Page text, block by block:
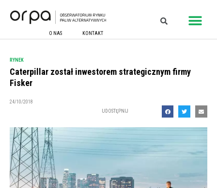
O NAS KONTAKT
RYNEK
Caterpillar został inwestorem strategicznym firmy
Fisker
24/10/2018
UDOSTĘPNIJ